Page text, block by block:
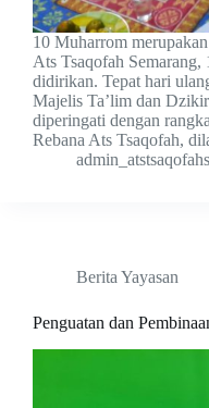
10 Muharrom
Ats Tsaqofah
didirikan. Tepat hari
Majelis Ta’lim dan
diperingati dengan
Rebana Ats Tsaqofah,
Berita Yayasan
Penguatan dan